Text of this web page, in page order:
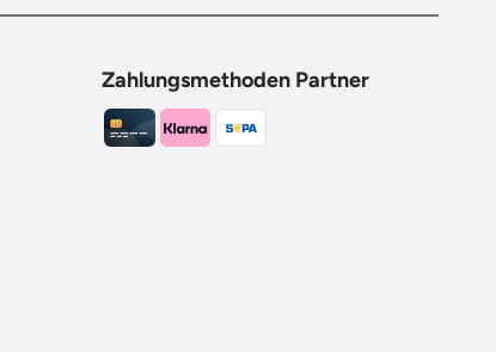
Zahlungsmethoden Partner